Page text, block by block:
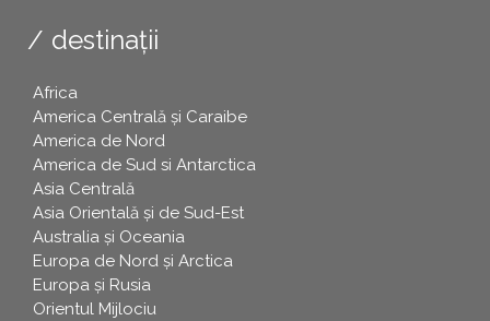
destinații
Africa
America Centrală și Caraibe
America de Nord
America de Sud si Antarctica
Asia Centrală
Asia Orientală și de Sud-Est
Australia și Oceania
Europa de Nord și Arctica
Europa și Rusia
Orientul Mijlociu